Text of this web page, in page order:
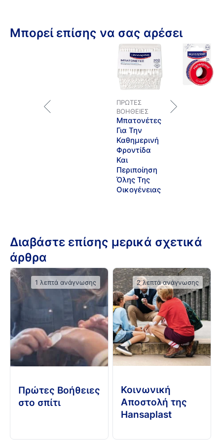
Μπορεί επίσης να σας αρέσει
ΠΡΏΤΕΣ
ΒΟΉΘΕΙΕΣ
Μπατονέτες
Για Την
Καθημερινή
Φροντίδα
Και
Περιποίηση
Όλης Της
Οικογένειας
Διαβάστε επίσης μερικά σχετικά
άρθρα
Πρώτες Βοήθειες
στο σπίτι
1 λεπτά ανάγνωσης
Κοινωνική
Αποστολή της
Hansaplast
2 λεπτά ανάγνωσης